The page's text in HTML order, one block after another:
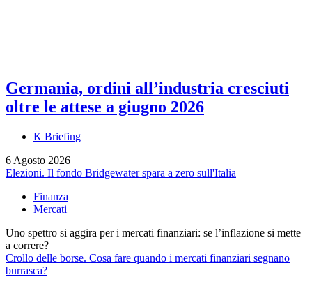
Germania, ordini all’industria cresciuti
oltre le attese a giugno 2026
K Briefing
6 Agosto 2026
Elezioni. Il fondo Bridgewater spara a zero sull'Italia
Finanza
Mercati
Uno spettro si aggira per i mercati finanziari: se l’inflazione si mette
a correre?
Crollo delle borse. Cosa fare quando i mercati finanziari segnano
burrasca?